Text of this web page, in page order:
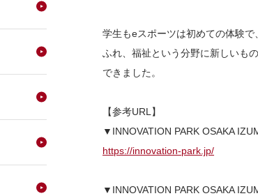
学生もeスポーツは初めての体験
ふれ、福祉という分野に新しいも
できました。
【参考URL】
▼INNOVATION PARK OSAKA
https://innovation-park.jp/
▼INNOVATION PARK OSAKA